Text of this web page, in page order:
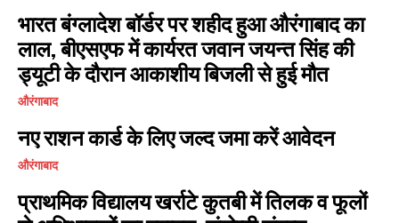
I've read and accept thePrivacy Policy.
भारत बंग्लादेश बॉर्डर पर शहीद हुआ औरंगाबाद का
लाल, बीएसएफ में कार्यरत जवान जयन्त सिंह की
ड्यूटी के दौरान आकाशीय बिजली से हुई मौत
औरंगाबाद
नए राशन कार्ड के लिए जल्द जमा करें आवेदन
औरंगाबाद
प्राथमिक विद्यालय खर्राटे कुतबी में तिलक व फूलों